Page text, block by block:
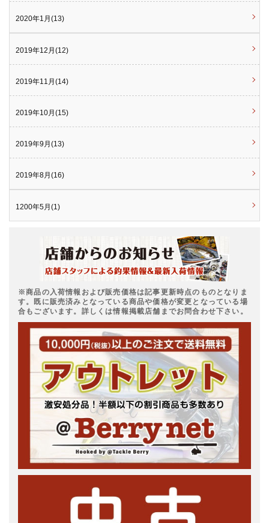
2020年1月(13)
2019年12月(12)
2019年11月(14)
2019年10月(15)
2019年9月(13)
2019年8月(16)
1200年5月(1)
※商品の入荷情報および販売価格は記事更新時点のものとなりま
す。既に販売済みとなっている商品や価格が変更となっている場
合もございます。詳しくは情報掲載店舗までお問合わせ下さい。